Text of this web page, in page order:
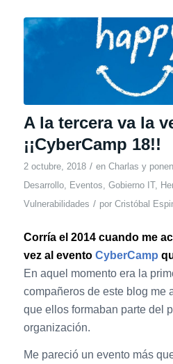
A la tercera va la
¡¡CyberCamp 18!!
2 octubre, 2018 / en Charlas y
Desarrollo, Eventos, Gobierno IT,
Vulnerabilidades / por Cristóbal
Corría el 2014 cuando me
vez al evento CyberCamp
En aquel momento era la
compañeros de este blog me
que ellos formaban parte del
organización.
Me pareció un evento más